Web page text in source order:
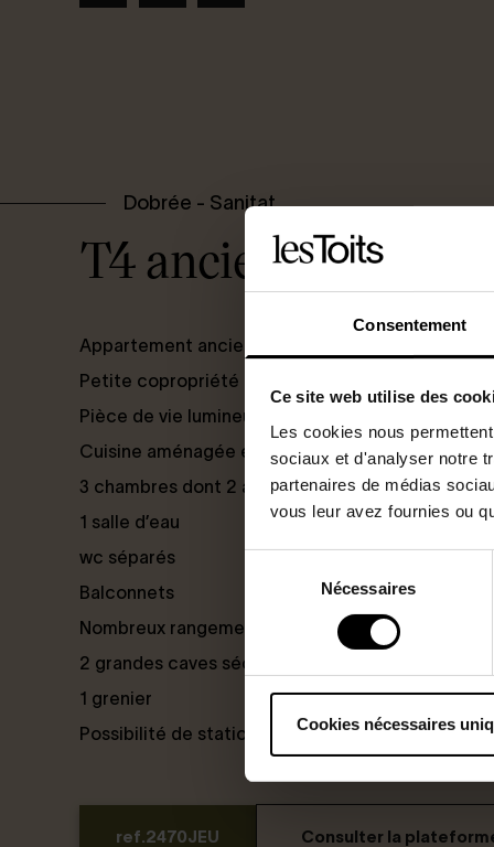
Consentement
Ce site web utilise des
Les cookies nous
sociaux et d'analyser notre
partenaires de médias
vous leur avez fournies ou
consentement
Nécessaires
Cookies nécessaires
Dobrée - Sanitat
T4 ancien de 109m2
Appartement ancien avec vue dégagée
Petite copropriété en parfait état
Pièce de vie lumineuse de 40m2 avec bow-
Cuisine aménagée et équipée semi-séparée
3 chambres dont 2 avec cheminée
1 salle d’eau
wc séparés
Balconnets
Nombreux rangements sur mesure
2 grandes caves sécurisées
1 grenier
Possibilité de stationnement
ref.2470JEU Consulter la